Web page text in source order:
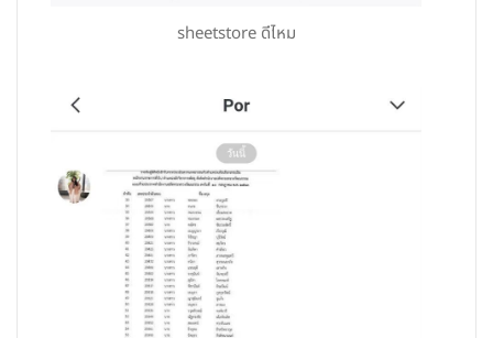
sheetstore ดีไหม